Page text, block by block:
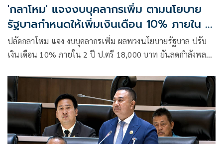
'กลาโหม' แจงงบบุคลากรเพิ่ม ตามนโยบาย
รัฐบาลกำหนดให้เพิ่มเงินเดือน 10% ภายใน 2
ปี
ปลัดกลาโหม แจง งบบุคลากรเพิ่ม ผลพวงนโยบายรัฐบาล ปรับ
เงินเดือน 10% ภายใน 2 ปี ป.ตรี 18,000 บาท ยันลดกำลังพล
ทหารอาสา หากเป็นตามเป้า ลด-เลิกเกณฑ์มีนัย